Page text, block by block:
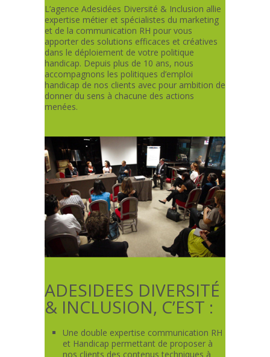
L’agence Adesidées Diversité & Inclusion allie
expertise métier et spécialistes du marketing
et de la communication RH pour vous
apporter des solutions efficaces et créatives
dans le déploiement de votre politique
handicap. Depuis plus de 10 ans, nous
accompagnons les politiques d’emploi
handicap de nos clients avec pour ambition de
donner du sens à chacune des actions
menées.
ADESIDEES DIVERSITÉ
& INCLUSION, C’EST :
Une double expertise communication RH
et Handicap permettant de proposer à
nos clients des contenus techniques à